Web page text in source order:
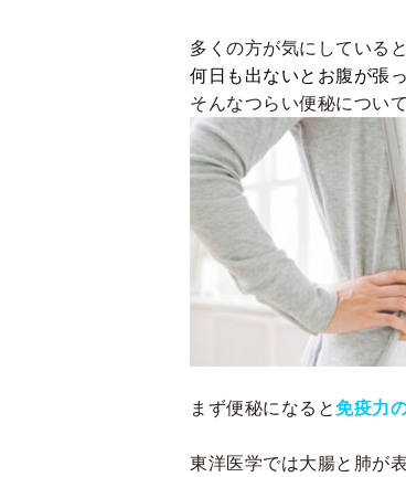
多くの方が気にしている
何日も出ないとお腹が張
そんなつらい便秘につい
まず便秘になると免疫力
東洋医学では大腸と肺が